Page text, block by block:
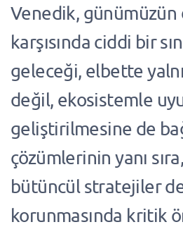
Venedik, günümüzün
karşısında ciddi bir
geleceği, elbette
değil, ekosistemle
geliştirilmesine de
çözümlerinin yanı
bütüncül stratejiler
korunmasında kritik